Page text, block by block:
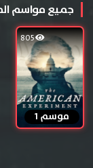
جميع مواسم
805
موسم 1